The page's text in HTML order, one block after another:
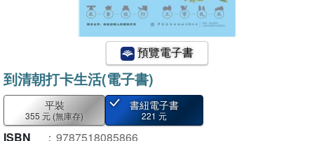
預覽電子書
到清朝打卡生活(電子書)
平裝
355 元 (無庫存)
書紐電子書
221 元
ISBN ： 9787518085866